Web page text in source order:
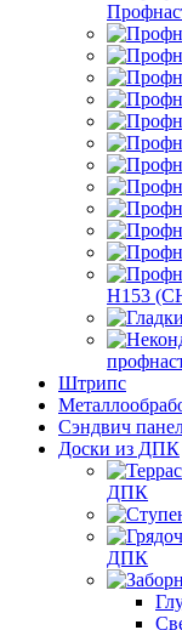
Н153
Штрипс
Сэндвич
Доски из ДПК
ДПК
ДПК